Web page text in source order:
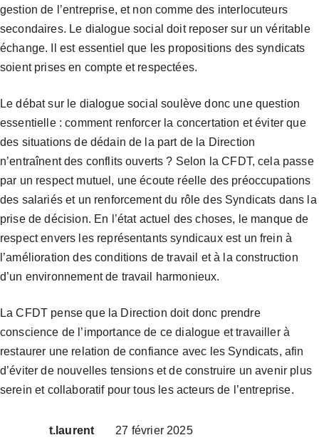
gestion de l’entreprise, et non comme des interlocuteurs
secondaires. Le dialogue social doit reposer sur un véritable
échange. Il est essentiel que les propositions des syndicats
soient prises en compte et respectées.
Le débat sur le dialogue social soulève donc une question
essentielle : comment renforcer la concertation et éviter que
des situations de dédain de la part de la Direction
n’entraînent des conflits ouverts ? Selon la CFDT, cela passe
par un respect mutuel, une écoute réelle des préoccupations
des salariés et un renforcement du rôle des Syndicats dans la
prise de décision. En l’état actuel des choses, le manque de
respect envers les représentants syndicaux est un frein à
l’amélioration des conditions de travail et à la construction
d’un environnement de travail harmonieux.
La CFDT pense que la Direction doit donc prendre
conscience de l’importance de ce dialogue et travailler à
restaurer une relation de confiance avec les Syndicats, afin
d’éviter de nouvelles tensions et de construire un avenir plus
serein et collaboratif pour tous les acteurs de l’entreprise.
t.laurent 27 février 2025